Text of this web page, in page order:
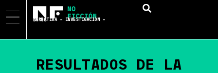
NARRATIVA – INVESTIGACIÓN – DATOS
RESULTADOS DE LA